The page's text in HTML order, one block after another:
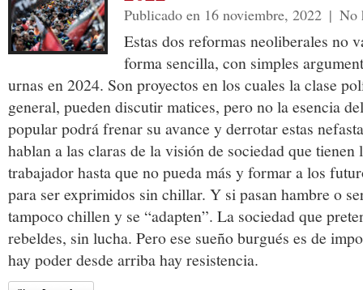
Publicado en 16 noviembre, 2022 | No
Estas dos reformas neoliberales no
forma sencilla, con simples
urnas en 2024. Son proyectos en los cuales la clase
general, pueden discutir matices, pero no la esencia
popular podrá frenar su avance y derrotar estas
hablan a las claras de la visión de sociedad que
trabajador hasta que no pueda más y formar a los
para ser exprimidos sin chillar. Y si pasan hambre o
tampoco chillen y se “adapten”. La sociedad que
rebeldes, sin lucha. Pero ese sueño burgués es de
hay poder desde arriba hay resistencia.